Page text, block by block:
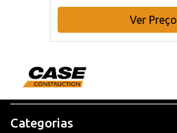
Ver Preço
Categorias